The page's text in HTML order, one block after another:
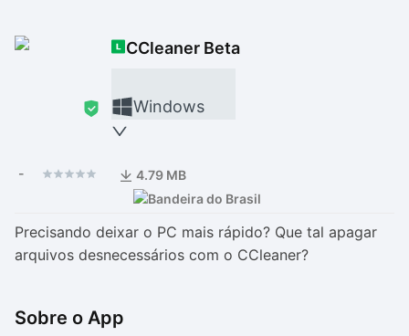
CCleaner Beta
Windows
- 4.79 MB
Precisando deixar o PC mais rápido? Que tal apagar
arquivos desnecessários com o CCleaner?
Sobre o App